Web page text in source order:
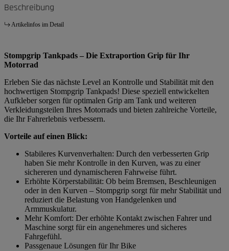
Beschreibung
Artikelinfos im Detail
Stompgrip Tankpads – Die Extraportion Grip für Ihr
Motorrad
Erleben Sie das nächste Level an Kontrolle und Stabilität mit den
hochwertigen Stompgrip Tankpads! Diese speziell entwickelten
Aufkleber sorgen für optimalen Grip am Tank und weiteren
Verkleidungsteilen Ihres Motorrads und bieten zahlreiche Vorteile,
die Ihr Fahrerlebnis verbessern.
Vorteile auf einen Blick:
Stabileres Kurvenverhalten: Durch den verbesserten Grip
haben Sie mehr Kontrolle in den Kurven, was zu einer
sichereren und dynamischeren Fahrweise führt.
Erhöhte Körperstabilität: Ob beim Bremsen, Beschleunigen
oder in den Kurven – Stompgrip sorgt für mehr Stabilität und
reduziert die Belastung von Handgelenken und
Armmuskulatur.
Mehr Komfort: Der erhöhte Kontakt zwischen Fahrer und
Maschine sorgt für ein angenehmeres und sicheres
Fahrgefühl.
Passgenaue Lösungen für Ihr Bike